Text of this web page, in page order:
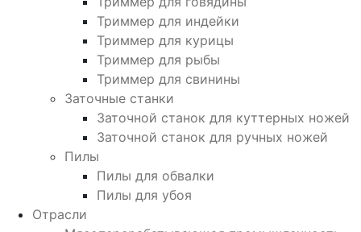
Триммер для индейки
Триммер для курицы
Триммер для рыбы
Триммер для свинины
Заточные станки
Заточной станок для куттерных ножей
Заточной станок для ручных ножей
Пилы
Пилы для обвалки
Пилы для убоя
Отрасли